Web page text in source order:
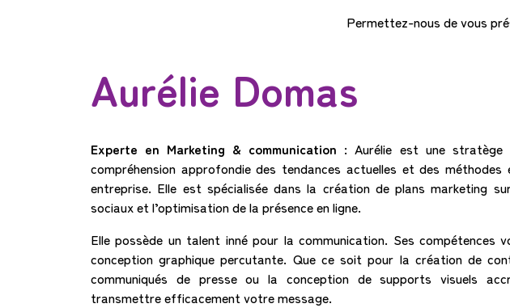
Permettez-nous de vous
Aurélie Domas
Experte en Marketing & communication : Aurélie est une stratège
compréhension approfondie des tendances actuelles et des
entreprise. Elle est spécialisée dans la création de plans marketing
sociaux et l’optimisation de la présence en ligne.
Elle possède un talent inné pour la communication. Ses
conception graphique percutante. Que ce soit pour la création de
communiqués de presse ou la conception de supports visuels
transmettre efficacement votre message.